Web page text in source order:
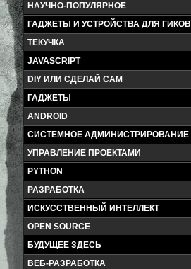
НАУЧНО-ПОПУЛЯРНОЕ
ГАДЖЕТЫ И УСТРОЙСТВА ДЛЯ ГИКОВ
ТЕКУЧКА
JAVASCRIPT
DIY ИЛИ СДЕЛАЙ САМ
ГАДЖЕТЫ
ANDROID
СИСТЕМНОЕ АДМИНИСТРИРОВАНИЕ
УПРАВЛЕНИЕ ПРОЕКТАМИ
PYTHON
РАЗРАБОТКА
ИСКУССТВЕННЫЙ ИНТЕЛЛЕКТ
OPEN SOURCE
БУДУЩЕЕ ЗДЕСЬ
ВЕБ-РАЗРАБОТКА